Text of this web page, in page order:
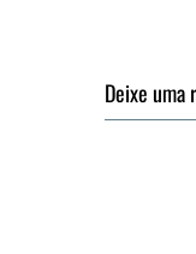
Deixe uma